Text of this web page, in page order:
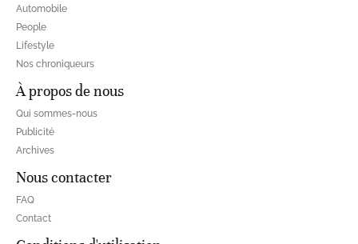
Automobile
People
Lifestyle
Nos chroniqueurs
À propos de nous
Qui sommes-nous
Publicité
Archives
Nous contacter
FAQ
Contact